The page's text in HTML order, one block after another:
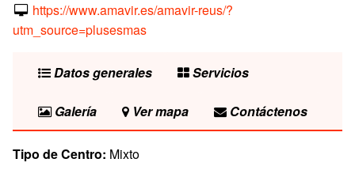
https://www.amavir.es/amavir-reus/?
utm_source=plusesmas
Datos generales Servicios
Galería Ver mapa Contáctenos
Tipo de Centro: Mixto